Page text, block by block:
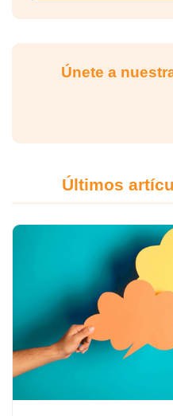
Únete a
Últimos